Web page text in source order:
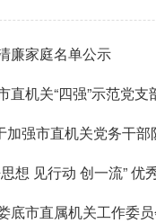
廉家庭名单公示
直机关“四强”示范党
加强市直机关党务干
想 见行动 创一流” 优
底市直属机关工作委